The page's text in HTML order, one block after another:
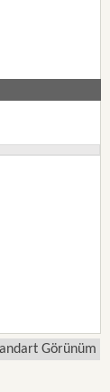
Görünüm